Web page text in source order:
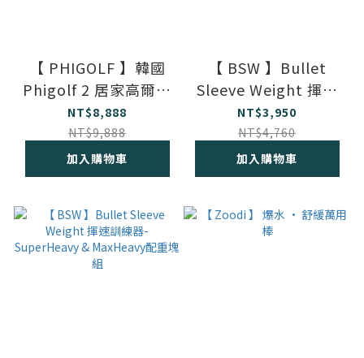
【 PHIGOLF 】韓國
Phigolf 2 居家高爾夫
模擬器
NT$8,888
NT$9,888
加入購物車
【 BSW 】Bullet
Sleeve Weight 揮速
訓練器 - 標準套組
NT$3,950
NT$4,760
加入購物車